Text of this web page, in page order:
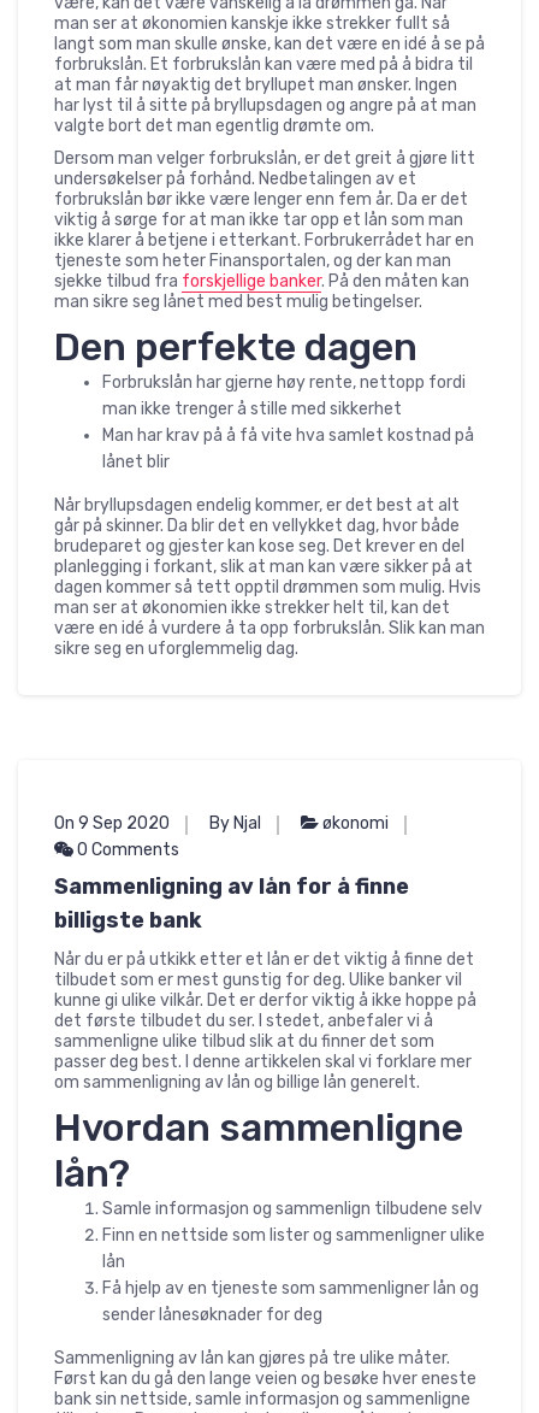
man ser at økonomien kanskje ikke strekker fullt så
langt som man skulle ønske, kan det være en idé å se på
forbrukslån. Et forbrukslån kan være med på å bidra til
at man får nøyaktig det bryllupet man ønsker. Ingen
har lyst til å sitte på bryllupsdagen og angre på at man
valgte bort det man egentlig drømte om.
Dersom man velger forbrukslån, er det greit å gjøre litt
undersøkelser på forhånd. Nedbetalingen av et
forbrukslån bør ikke være lenger enn fem år. Da er det
viktig å sørge for at man ikke tar opp et lån som man
ikke klarer å betjene i etterkant. Forbrukerrådet har en
tjeneste som heter Finansportalen, og der kan man
sjekke tilbud fra forskjellige banker. På den måten kan
man sikre seg lånet med best mulig betingelser.
Den perfekte dagen
Forbrukslån har gjerne høy rente, nettopp fordi
man ikke trenger å stille med sikkerhet
Man har krav på å få vite hva samlet kostnad på
lånet blir
Når bryllupsdagen endelig kommer, er det best at alt
går på skinner. Da blir det en vellykket dag, hvor både
brudeparet og gjester kan kose seg. Det krever en del
planlegging i forkant, slik at man kan være sikker på at
dagen kommer så tett opptil drømmen som mulig. Hvis
man ser at økonomien ikke strekker helt til, kan det
være en idé å vurdere å ta opp forbrukslån. Slik kan man
sikre seg en uforglemmelig dag.
On 9 Sep 2020 By Njal
økonomi
0 Comments
Sammenligning av lån for å finne
billigste bank
Når du er på utkikk etter et lån er det viktig å finne det
tilbudet som er mest gunstig for deg. Ulike banker vil
kunne gi ulike vilkår. Det er derfor viktig å ikke hoppe på
det første tilbudet du ser. I stedet, anbefaler vi å
sammenligne ulike tilbud slik at du finner det som
passer deg best. I denne artikkelen skal vi forklare mer
om sammenligning av lån og billige lån generelt.
Hvordan sammenligne
lån?
Samle informasjon og sammenlign tilbudene selv
Finn en nettside som lister og sammenligner ulike
lån
Få hjelp av en tjeneste som sammenligner lån og
sender lånesøknader for deg
Sammenligning av lån kan gjøres på tre ulike måter.
Først kan du gå den lange veien og besøke hver eneste
bank sin nettside, samle informasjon og sammenligne